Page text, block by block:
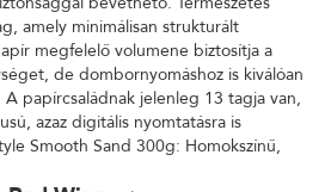
amely minimálisan strukturált
megfelelő volumene biztosítja a
de dombornyomáshoz is kiválóan
A papírcsaládnak jelenleg 13 tagja van,
azaz digitális nyomtatásra is
Smooth Sand 300g: Homokszínű,